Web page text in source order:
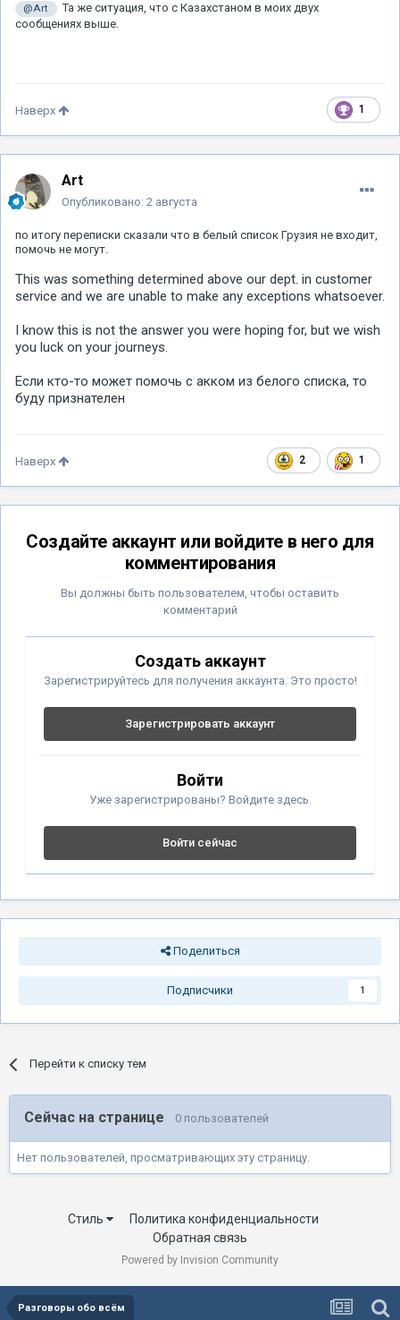
@Art
Та же ситуация, что с Казахстаном в моих двух
сообщениях выше.
1
Наверх
Art
Опубликовано: 2 августа
по итогу переписки сказали что в белый список Грузия не входит,
помочь не могут.
This was something determined above our dept. in customer
service and we are unable to make any exceptions whatsoever.
I know this is not the answer you were hoping for, but we wish
you luck on your journeys.
Если кто-то может помочь с акком из белого списка, то
буду признателен
2 1
Наверх
Создайте аккаунт или войдите в него для
комментирования
Вы должны быть пользователем, чтобы оставить
комментарий
Создать аккаунт
Зарегистрируйтесь для получения аккаунта. Это просто!
Зарегистрировать аккаунт
Войти
Уже зарегистрированы? Войдите здесь.
Войти сейчас
Поделиться
Подписчики 1
Перейти к списку тем
Сейчас на странице 0 пользователей
Нет пользователей, просматривающих эту страницу.
Стиль
Политика конфиденциальности
Обратная связь
Powered by Invision Community
Разговоры обо всём